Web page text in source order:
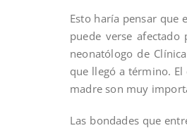
Esto haría pensar que
puede verse afectado
neonatólogo de
que llegó a término.
madre son muy
Las bondades que